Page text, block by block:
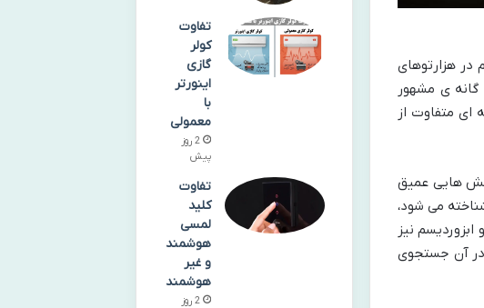
در هزارتوهای
ی مشهور
متفاوت از
هایی عمیق
می شود،
نیز
آن جستجوی
تفاوت
کولر
گازی
اینورتر
با
معمولی
2 روز
پیش
تفاوت
کلید
لمسی
هوشمند
و غیر
هوشمند
2 روز